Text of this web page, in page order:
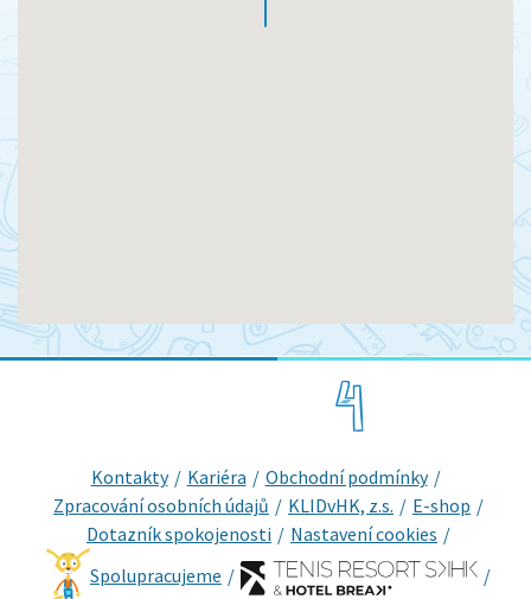
Kontakty Kariéra
Obchodní podmínky
Zpracování osobních údajů
KLIDvHK, z.s.
E-shop
Dotazník spokojenosti
Nastavení cookies
Spolupracujeme